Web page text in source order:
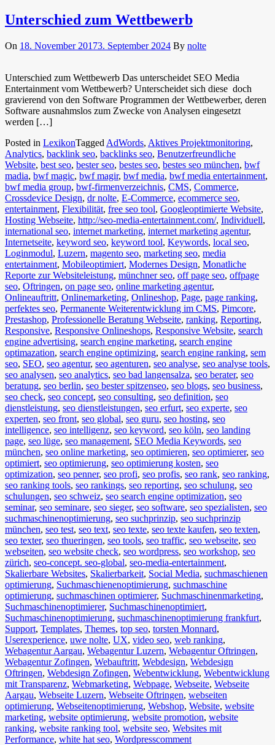
Unterschied zum Wettbewerb
On 18. November 20173. September 2024 By nolte
Unterschied zum Wettbewerb Das unterscheidet SEO Media
Entertainment vom Wettbewerb? Unterscheidet sich diese doch
gravierend von den Software Programmen der Wettbewerber, deren
Software ausnahmslos zum Zwecke von Analysen eingesetzt
werden […]
Posted in LexikonTagged AdWords, Aktives Projektmonitoring,
Analytics, backlink seo, backlinks seo, Benutzerfreundliche
Website, best seo, bester seo, bestes seo, bestes seo münchen, bwf
madia, bwf magic, bwf magir, bwf media, bwf media entertainment,
bwf media group, bwf-firmenverzeichnis, CMS, Commerce,
Crossdevice Design, dr nolte, E-Commerce, ecommerce seo,
entertainment, Flexibilität, free seo tool, Googleoptimierte Website,
Hosting Webseite, http://seo-media-entertainment.com/, Individuell,
international seo, internet marketing, internet marketing agentur,
Internetseite, keyword seo, keyword tool, Keywords, local seo,
Loginmodul, Luzern, magento seo, marketing seo, media
entertainment, Mobileoptimiert, Modernes Design, Monatliche
Reporte zur Websiteleistung, münchner seo, off page seo, offpage
seo, Oftringen, on page seo, online marketing agentur,
Onlineauftritt, Onlinemarketing, Onlineshop, Page, page ranking,
perfektes seo, Permanente Weiterentwicklung im CMS, Pimcore,
Prestashop, Professionelle Beratung Webseite, ranking, Reporting,
Responsive, Responsive Onlineshops, Responsive Website, search
engine advertising, search engine marketing, search engine
optimazation, search engine optimizing, search engine ranking, sem
seo, SEO, seo agentur, seo agenturen, seo analyse, seo analyse tools,
seo analysen, seo analytics, seo bad langensalza, seo berater, seo
beratung, seo berlin, seo bester spitzenseo, seo blogs, seo business,
seo check, seo concept, seo consulting, seo definition, seo
dienstleistung, seo dienstleistungen, seo erfurt, seo experte, seo
experten, seo front, seo global, seo guru, seo hosting, seo
intelligence, seo intelligenz, seo keyword, seo köln, seo landing
page, seo lüge, seo management, SEO Media Keywords, seo
münchen, seo online marketing, seo optimieren, seo optimierer, seo
optimiert, seo optimierung, seo optimierung kosten, seo
optimization, seo penner, seo profi, seo profis, seo rank, seo ranking,
seo ranking tools, seo rankings, seo reporting, seo schulung, seo
schulungen, seo schweiz, seo search engine optimization, seo
seminar, seo seminare, seo sieger, seo software, seo spezialisten, seo
suchmaschinenoptimierung, seo suchprinzip, seo suchprinzip
münchen, seo test, seo text, seo texte, seo texte kaufen, seo texten,
seo texter, seo thueringen, seo tools, seo traffic, seo webseite, seo
webseiten, seo website check, seo wordpress, seo workshop, seo
zürich, seo-concept. seo-global, seo-media-entertainment,
Skalierbare Websites, Skalierbarkeit, Social Media, suchmaschienen
optimierung, Suchmaschienenoptimierung, suchmaschine
optimierung, suchmaschinen optimierer, Suchmaschinenmarketing,
Suchmaschinenoptimierer, Suchmaschinenoptimiert,
Suchmaschinenoptimierung, suchmaschinenoptimierung frankfurt,
Support, Templates, Themes, top seo, torsten Monnard,
Userexperience, uwe nolte, UX, video seo, web ranking,
Webagentur Aargau, Webagentur Luzern, Webagentur Oftringen,
Webagentur Zofingen, Webauftritt, Webdesign, Webdesign
Oftringen, Webdesign Zofingen, Webentwicklung, Webentwicklung
mit Transparenz, Webmarketing, Webpage, Webseite, Webseite
Aargau, Webseite Luzern, Webseite Oftringen, webseiten
optimierung, Webseitenoptimierung, Webshop, Website, website
marketing, website optimierung, website promotion, website
ranking, website ranking tool, website seo, Websites mit
Performance, white hat seo, Wordpresscomment